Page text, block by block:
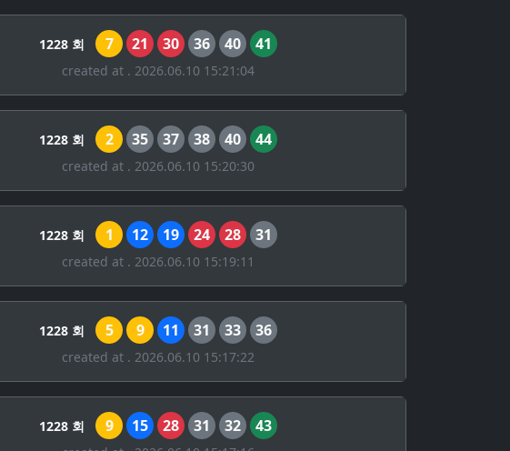
1228 회 7 21 30 36 40 41
created at . 2026.06.10 15:21:04
1228 회 2 35 37 38 40 44
created at . 2026.06.10 15:20:30
1228 회 1 12 19 24 28 31
created at . 2026.06.10 15:19:11
1228 회 5 9 11 31 33 36
created at . 2026.06.10 15:17:22
1228 회 9 15 28 31 32 43